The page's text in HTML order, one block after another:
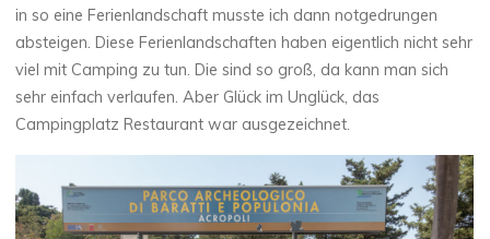
in so eine Ferienlandschaft musste ich dann notgedrungen
absteigen. Diese Ferienlandschaften haben eigentlich nicht sehr
viel mit Camping zu tun. Die sind so groß, da kann man sich
sehr einfach verlaufen. Aber Glück im Unglück, das
Campingplatz Restaurant war ausgezeichnet.